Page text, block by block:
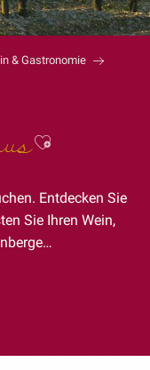
& Gastronomie
Ajouter
Entdecken Sie
Sie Ihren Wein,